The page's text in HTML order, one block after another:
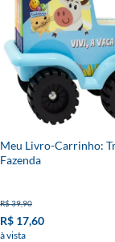
Meu Livro-Carrinho:
Fazenda
R$ 39,90
R$ 17,60
à vista